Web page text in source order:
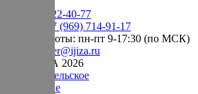
+7 (905) 222-40-77
+7 (969) 714-91-17
режим работы: пн-пт 9-17:30 (по МСК)
order@ijiza.ru
© ИЖИЦА 2026
Пользовательское
соглашение